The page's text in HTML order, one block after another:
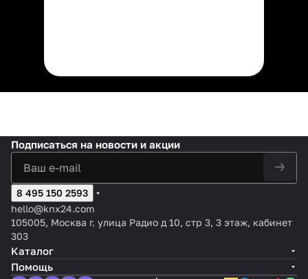
Подписаться на новости и акции
8 495 150 2593
hello@knx24.com
105005, Москва г. улица Радио д 10, стр 3, 3 этаж, кабинет
303
Каталог
Помощь